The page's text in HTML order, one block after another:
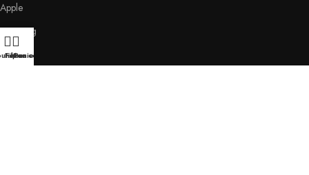
Apple
Samsung
Oppo
Filtres
Panier
Mon compte